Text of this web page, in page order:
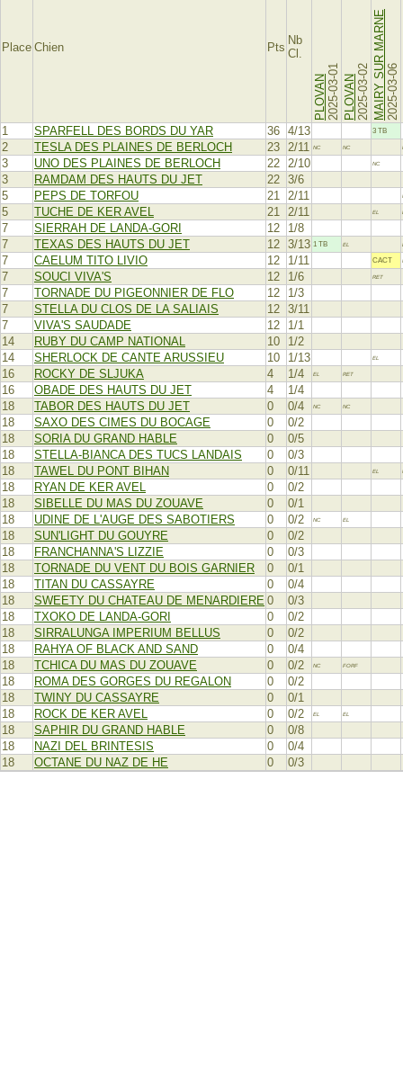
Place Chien Pts
Nb
Cl.
PLOVAN2025-03-01PLOVAN2025-03-02MAIRY SUR MARNE2025-03-06
1 SPARFELL DES BORDS DU YAR 36 4/13 3 TB
2 TESLA DES PLAINES DE BERLOCH 23 2/11 NC NC
3 UNO DES PLAINES DE BERLOCH 22 2/10 NC
3 RAMDAM DES HAUTS DU JET 22 3/6
5
PEPS DE TORFOU 21 2/11
5 TUCHE DE KER AVEL 21 2/11 EL
7 SIERRAH DE LANDA-GORI 12
1/8
7
TEXAS DES HAUTS DU JET 12 3/13 1 TB EL
7 CAELUM TITO LIVIO 12 1/11 CACT
7 SOUCI VIVA'S 12 1/6 RET
7 TORNADE DU PIGEONNIER DE FLO 12
1/3
7
STELLA DU CLOS DE LA SALIAIS 12 3/11
7
VIVA'S SAUDADE 12
1/1
14
RUBY DU CAMP NATIONAL 10
1/2
14
SHERLOCK DE CANTE ARUSSIEU 10 1/13 EL
16 ROCKY DE SLJUKA 4 1/4 EL RET
16 OBADE DES HAUTS DU JET 4
1/4
18
TABOR DES HAUTS DU JET 0 0/4 NC NC
18 SAXO DES CIMES DU BOCAGE 0
0/2
18
SORIA DU GRAND HABLE 0
0/5
18
STELLA-BIANCA DES TUCS LANDAIS 0
0/3
18
TAWEL DU PONT BIHAN 0 0/11 EL
18 RYAN DE KER AVEL 0
0/2
18
SIBELLE DU MAS DU ZOUAVE 0
0/1
18
UDINE DE L'AUGE DES SABOTIERS 0 0/2 NC EL
18 SUN'LIGHT DU GOUYRE 0
0/2
18
FRANCHANNA'S LIZZIE 0
0/3
18
TORNADE DU VENT DU BOIS GARNIER 0
0/1
18
TITAN DU CASSAYRE 0
0/4
18
SWEETY DU CHATEAU DE MENARDIERE 0
0/3
18
TXOKO DE LANDA-GORI 0
0/2
18
SIRRALUNGA IMPERIUM BELLUS 0
0/2
18
RAHYA OF BLACK AND SAND 0
0/4
18
TCHICA DU MAS DU ZOUAVE 0 0/2 NC FORF
18 ROMA DES GORGES DU REGALON 0
0/2
18
TWINY DU CASSAYRE 0
0/1
18
ROCK DE KER AVEL 0 0/2 EL EL
18 SAPHIR DU GRAND HABLE 0
0/8
18
NAZI DEL BRINTESIS 0
0/4
18
OCTANE DU NAZ DE HE 0 0/3